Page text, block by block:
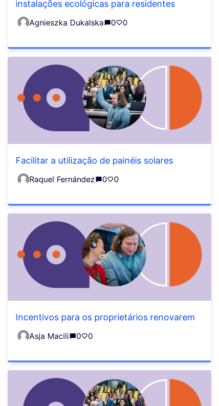
instalações ecológicas para residentes
Agnieszka Dukalska 0 0
Facilitar a utilização de painéis solares
Raquel Fernández 0 0
Incentivos para os proprietários renovarem
Asja Macili 0 0